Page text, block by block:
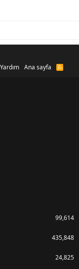
Yardım Ana sayfa
R
S
99,614
435,848
24,825